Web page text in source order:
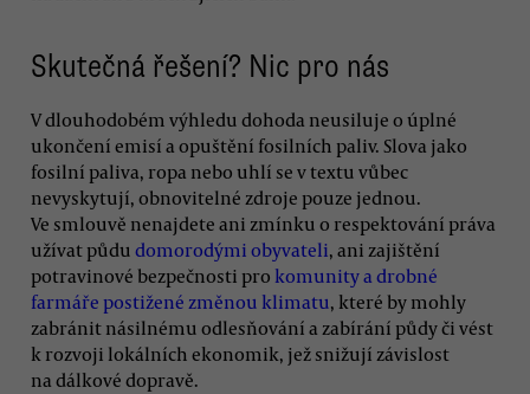
Skutečná řešení? Nic pro nás
V dlouhodobém výhledu dohoda neusiluje o úplné
ukončení emisí a opuštění fosilních paliv. Slova jako
fosilní paliva, ropa nebo uhlí se v textu vůbec
nevyskytují, obnovitelné zdroje pouze jednou.
Ve smlouvě nenajdete ani zmínku o respektování práva
užívat půdu domorodými obyvateli, ani zajištění
potravinové bezpečnosti pro komunity a drobné
farmáře postižené změnou klimatu, které by mohly
zabránit násilnému odlesňování a zabírání půdy či vést
k rozvoji lokálních ekonomik, jež snižují závislost
na dálkové dopravě.